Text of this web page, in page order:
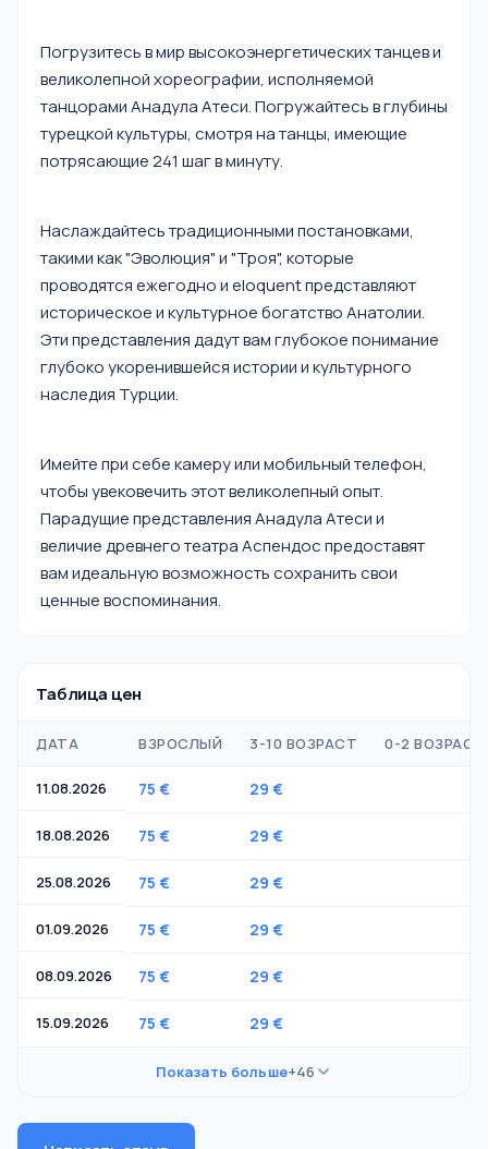
Погрузитесь в мир высокоэнергетических танцев и
великолепной хореографии, исполняемой
танцорами Анадула Атеси. Погружайтесь в глубины
турецкой культуры, смотря на танцы, имеющие
потрясающие 241 шаг в минуту.
Наслаждайтесь традиционными постановками,
такими как "Эволюция" и "Троя", которые
проводятся ежегодно и eloquent представляют
историческое и культурное богатство Анатолии.
Эти представления дадут вам глубокое понимание
глубоко укоренившейся истории и культурного
наследия Турции.
Имейте при себе камеру или мобильный телефон,
чтобы увековечить этот великолепный опыт.
Парадущие представления Анадула Атеси и
величие древнего театра Аспендос предоставят
вам идеальную возможность сохранить свои
ценные воспоминания.
Таблица цен
ДАТА ВЗРОСЛЫЙ 3-10 ВОЗРАСТ 0-2 ВОЗРАСТ
11.08.2026 75 € 29 €
18.08.2026 75 € 29 €
25.08.2026 75 € 29 €
01.09.2026 75 € 29 €
08.09.2026 75 € 29 €
15.09.2026 75 € 29 €
Показать больше+46